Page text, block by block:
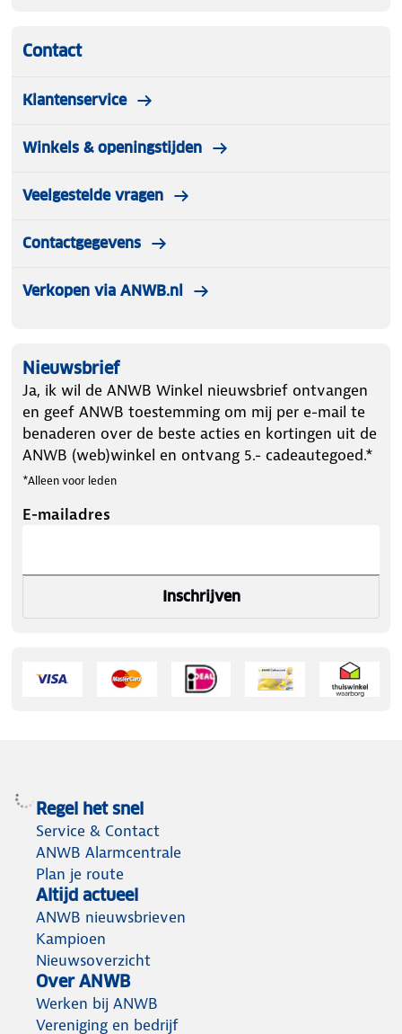
Contact
Klantenservice
Winkels & openingstijden
Veelgestelde vragen
Contactgegevens
Verkopen via ANWB.nl
Nieuwsbrief
Ja, ik wil de ANWB Winkel nieuwsbrief ontvangen
en geef ANWB toestemming om mij per e-mail te
benaderen over de beste acties en kortingen uit de
ANWB (web)winkel en ontvang 5.- cadeautegoed.*
*Alleen voor leden
E-mailadres
Inschrijven
Regel het snel
Service & Contact
ANWB Alarmcentrale
Plan je route
Altijd actueel
ANWB nieuwsbrieven
Kampioen
Nieuwsoverzicht
Over ANWB
Werken bij ANWB
Vereniging en bedrijf